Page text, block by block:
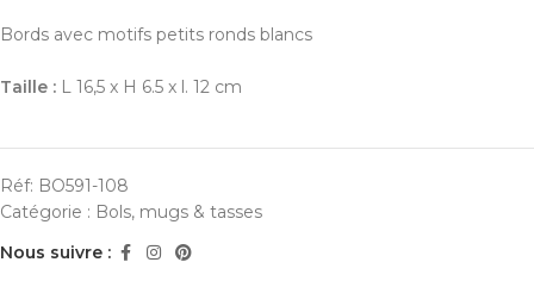
Bords avec motifs petits ronds blancs
Taille : L 16,5 x H 6.5 x l. 12 cm
Réf: BO591-108
Catégorie : Bols, mugs & tasses
Nous suivre :